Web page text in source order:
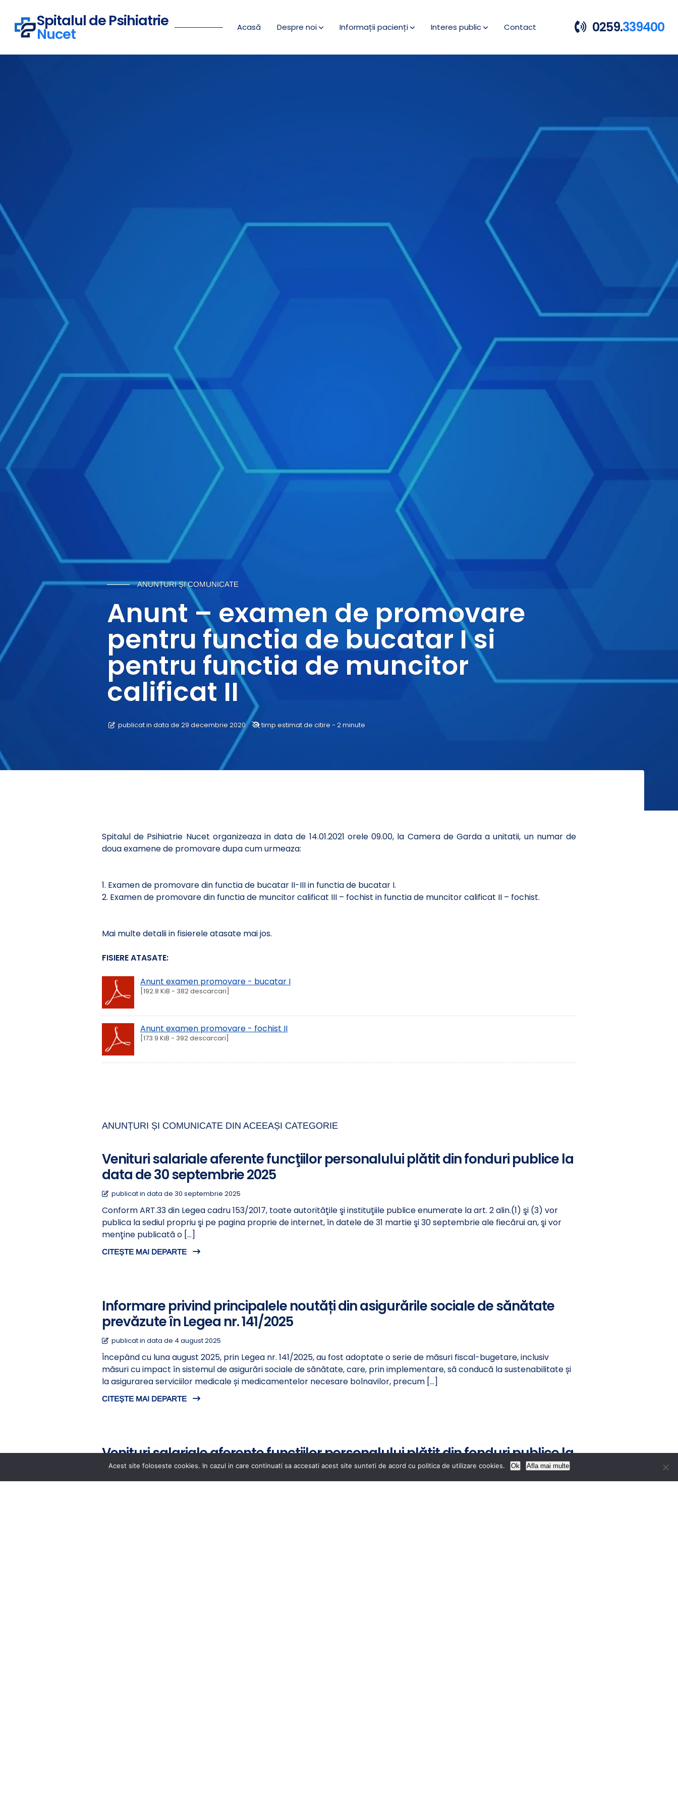
Spitalul de Psihiatrie
Nucet Acasă Despre noi Informații pacienți Interes public Contact 0259.339400
ANUNȚURI ȘI COMUNICATE
Anunt – examen de promovare
pentru functia de bucatar I si
pentru functia de muncitor
calificat II
publicat in data de 29 decembrie 2020 timp estimat de citire - 2 minute
Spitalul de Psihiatrie Nucet organizeaza in data de 14.01.2021 orele 09.00, la Camera de Garda a unitatii, un numar de
doua examene de promovare dupa cum urmeaza:
1. Examen de promovare din functia de bucatar II-III in functia de bucatar I.
2. Examen de promovare din functia de muncitor calificat III – fochist in functia de muncitor calificat II – fochist.
Mai multe detalii in fisierele atasate mai jos.
FISIERE ATASATE:
Anunt examen promovare - bucatar I
[192.8 KiB - 382 descarcari]
Anunt examen promovare - fochist II
[173.9 KiB - 392 descarcari]
ANUNȚURI ȘI COMUNICATE DIN ACEEAȘI CATEGORIE
Venituri salariale aferente funcţiilor personalului plătit din fonduri publice la
data de 30 septembrie 2025
publicat in data de 30 septembrie 2025
Conform ART.33 din Legea cadru 153/2017, toate autorităţile şi instituţiile publice enumerate la art. 2 alin.(1) şi (3) vor
publica la sediul propriu şi pe pagina proprie de internet, în datele de 31 martie şi 30 septembrie ale fiecărui an, şi vor
menţine publicată o […]
CITEȘTE MAI DEPARTE
Informare privind principalele noutăți din asigurările sociale de sănătate
prevăzute în Legea nr. 141/2025
publicat in data de 4 august 2025
Începând cu luna august 2025, prin Legea nr. 141/2025, au fost adoptate o serie de măsuri fiscal-bugetare, inclusiv
măsuri cu impact în sistemul de asigurări sociale de sănătate, care, prin implementare, să conducă la sustenabilitate și
la asigurarea serviciilor medicale și medicamentelor necesare bolnavilor, precum […]
CITEȘTE MAI DEPARTE
Venituri salariale aferente funcţiilor personalului plătit din fonduri publice la
data de 31 martie 2025
Acest site foloseste cookies. In cazul in care continuati sa accesati acest site sunteti de acord cu politica de utilizare cookies. Ok Afla mai multe